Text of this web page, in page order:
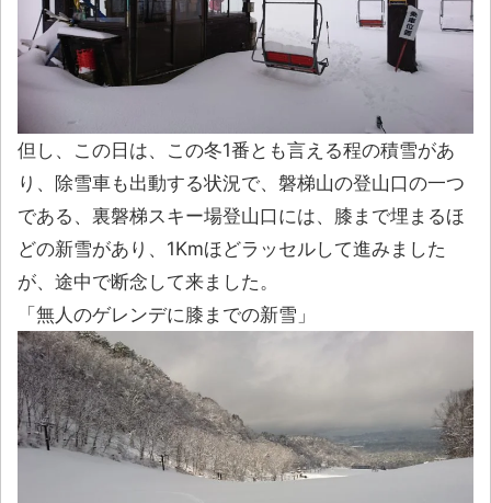
但し、この日は、この冬1番とも言える程の積雪があ
り、除雪車も出動する状況で、磐梯山の登山口の一つ
である、裏磐梯スキー場登山口には、膝まで埋まるほ
どの新雪があり、1Kmほどラッセルして進みました
が、途中で断念して来ました。
「無人のゲレンデに膝までの新雪」